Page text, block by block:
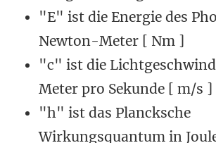
"E" ist die Energie des
Newton-Meter [ Nm ]
"c" ist die
Meter pro Sekunde [ m/s ]
"h" ist das Plancksche
Wirkungsquantum in